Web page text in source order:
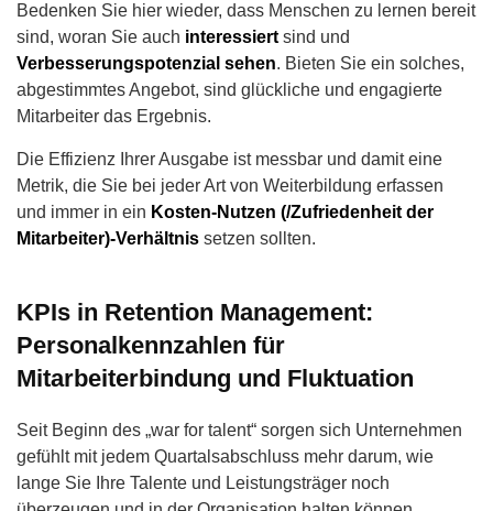
Bedenken Sie hier wieder, dass Menschen zu lernen bereit
sind, woran Sie auch interessiertsind und
Verbesserungspotenzial sehen. Bieten Sie ein solches,
abgestimmtes Angebot, sind glückliche und engagierte
Mitarbeiter das Ergebnis.
Die Effizienz Ihrer Ausgabe ist messbar und damit eine
Metrik, die Sie bei jeder Art von Weiterbildung erfassen
und immer in ein Kosten-Nutzen (/Zufriedenheit der
Mitarbeiter)-Verhältnis setzen sollten.
KPIs in Retention Management:
Personalkennzahlen für
Mitarbeiterbindung und Fluktuation
Seit Beginn des „war for talent“ sorgen sich Unternehmen
gefühlt mit jedem Quartalsabschluss mehr darum, wie
lange Sie Ihre Talente und Leistungsträger noch